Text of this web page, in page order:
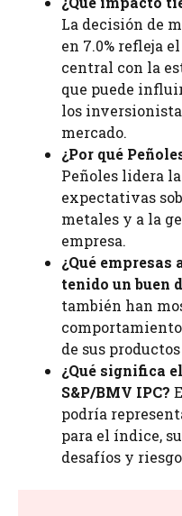
La decisión de
en 7.0% refleja
central con la
que puede
los
mercado.
¿Por qué
Peñoles lidera
expectativas
metales y a la
empresa.
¿Qué empresas
tenido un buen
también han
de sus
¿Qué significa
S&P/BMV IPC?
podría
para el índice,
desafíos y